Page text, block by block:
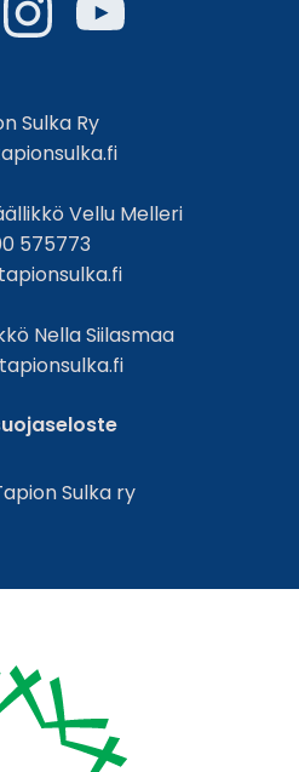
Sulka Ry
Vellu Melleri
575773
Nella Siilasmaa
Sulka ry